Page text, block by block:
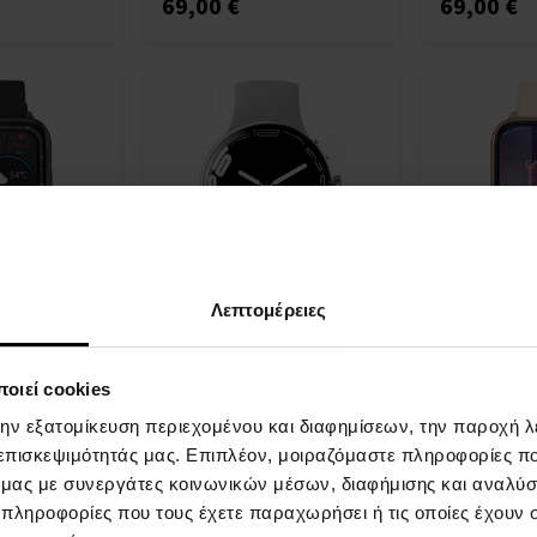
Λεπτομέρειες
cookies
εξατομίκευση περιεχομένου και διαφημίσεων, την παροχή
μας. Επιπλέον, μοιραζόμαστε πληροφορίες
μας με συνεργάτες κοινωνικών μέσων, διαφήμισης και
που τους έχετε παραχωρήσει ή τις οποίες έχουν
Για Άνδρες
Ρολόι
Η
αποστολή
θα γίνει
στις 12.08.
Λεπτομέρεια
Ρολόι
αποστολή
θα γίνει
στις 12.08.